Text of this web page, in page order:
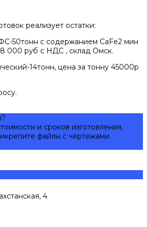
реализует остатки:
50тонн с содержанием CaFe2 мин
000 руб с НДС , склад Омск.
14тонн, цена за тонну 45000р
и сроков изготовления,
файлы с чертежами.
4